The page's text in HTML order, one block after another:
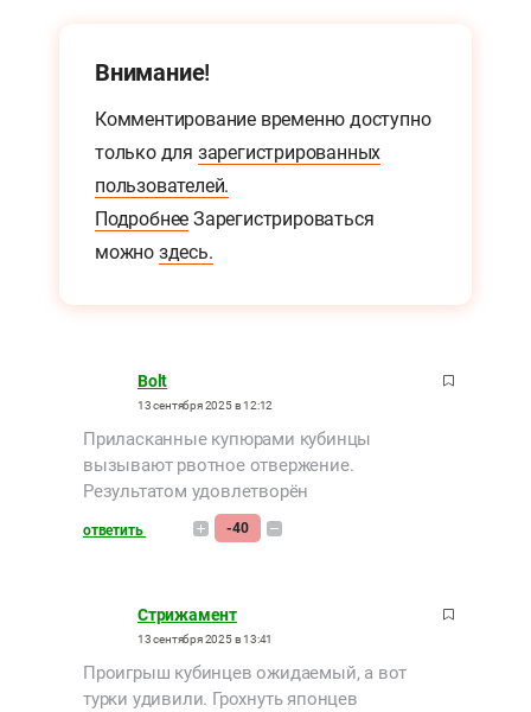
Внимание!
Комментирование временно доступно
только для зарегистрированных
пользователей.
Подробнее Зарегистрироваться
можно здесь.
Bolt
13 сентября 2025 в 12:12
Приласканные купюрами кубинцы
вызывают рвотное отвержение.
Результатом удовлетворён
ответить -40
Стрижамент
13 сентября 2025 в 13:41
Проигрыш кубинцев ожидаемый, а вот
турки удивили. Грохнуть японцев